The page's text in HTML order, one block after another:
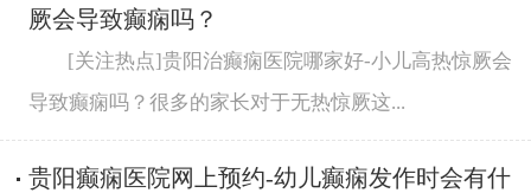
厥会导致癫痫吗？
[关注热点]贵阳治癫痫医院哪家好-小儿高热惊厥会
导致癫痫吗？很多的家长对于无热惊厥这...
贵阳癫痫医院网上预约-幼儿癫痫发作时会有什